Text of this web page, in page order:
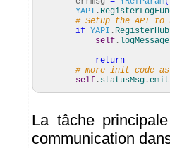
YAPI .
# Setup the API to
if YAPI . RegisterHub
self . logMessage
return
# more init code
self . statusMsg .emit
La tâche
communication